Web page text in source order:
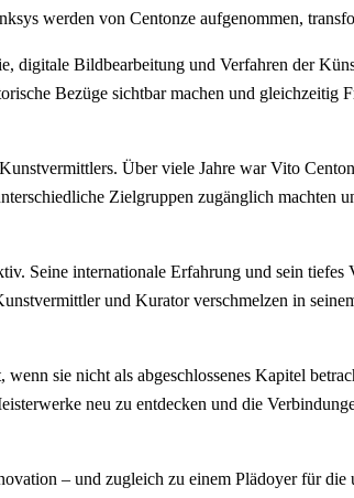
werden von Centonze aufgenommen,
Bildbearbeitung und Verfahren der
Bezüge sichtbar machen und gleichzeitig
Über viele Jahre war Vito
Zielgruppen zugänglich machten
Seine internationale Erfahrung und sein tiefes
und Kurator verschmelzen in
sie nicht als abgeschlossenes Kapitel
neu zu entdecken und die
– und zugleich zu einem Plädoyer für